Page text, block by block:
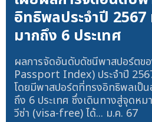
อิทธิพลประจำปี
มากถึง 6 ประเทศ
ผลการจัดอันดับดัชนีพาสปอร์ตข
Passport Index) ประจำปี
โดยมีพาสปอร์ตที่ทรงอิทธิพลเป็
ถึง 6 ประเทศ ซึ่งเดินทางสู่จุดหม
วีซ่า (visa-free) ได้... ม.ค. 67